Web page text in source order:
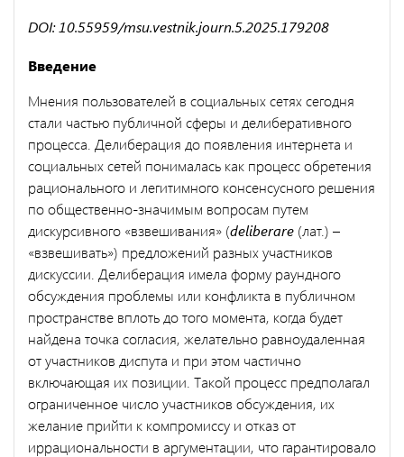
DOI: 10.55959/msu.vestnik.journ.5.2025.179208
Введение
Мнения пользователей в социальных сетях сегодня
стали частью публичной сферы и делиберативного
процесса. Делиберация до появления интернета и
социальных сетей понималась как процесс обретения
рационального и легитимного консенсусного решения
по общественно-значимым вопросам путем
дискурсивного «взвешивания» (deliberare (лат.) –
«взвешивать») предложений разных участников
дискуссии. Делиберация имела форму раундного
обсуждения проблемы или конфликта в публичном
пространстве вплоть до того момента, когда будет
найдена точка согласия, желательно равноудаленная
от участников диспута и при этом частично
включающая их позиции. Такой процесс предполагал
ограниченное число участников обсуждения, их
желание прийти к компромиссу и отказ от
иррациональности в аргументации, что гарантировало